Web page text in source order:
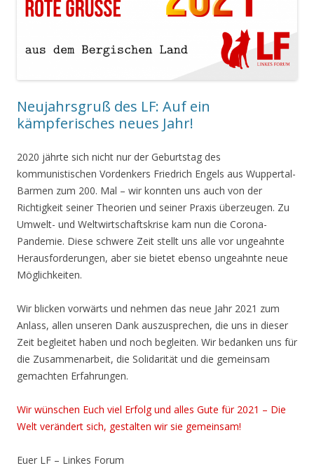
Neujahrsgruß des LF: Auf ein
kämpferisches neues Jahr!
2020 jährte sich nicht nur der Geburtstag des
kommunistischen Vordenkers Friedrich Engels aus Wuppertal-
Barmen zum 200. Mal – wir konnten uns auch von der
Richtigkeit seiner Theorien und seiner Praxis überzeugen. Zu
Umwelt- und Weltwirtschaftskrise kam nun die Corona-
Pandemie. Diese schwere Zeit stellt uns alle vor ungeahnte
Herausforderungen, aber sie bietet ebenso ungeahnte neue
Möglichkeiten.
Wir blicken vorwärts und nehmen das neue Jahr 2021 zum
Anlass, allen unseren Dank auszusprechen, die uns in dieser
Zeit begleitet haben und noch begleiten. Wir bedanken uns für
die Zusammenarbeit, die Solidarität und die gemeinsam
gemachten Erfahrungen.
Wir wünschen Euch viel Erfolg und alles Gute für 2021 – Die
Welt verändert sich, gestalten wir sie gemeinsam!
Euer LF – Linkes Forum